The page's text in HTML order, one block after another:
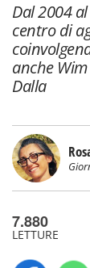
Dal 2004
centro di
anche
Dalla
7.880
LETTURE